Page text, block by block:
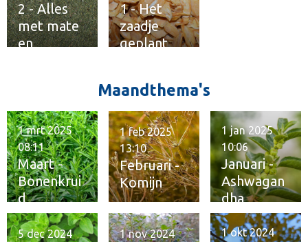
2 - Alles
met mate
en
1 - Het
zaadje
geplant
Maandthema's
Maart -
Bonenkrui
d
1 mrt 2025
08:11
Februari -
Komijn
1 feb 2025
13:10
Januari -
Ashwagan
dha
1 jan 2025
10:06
5 dec 2024
1 nov 2024
1 okt 2024